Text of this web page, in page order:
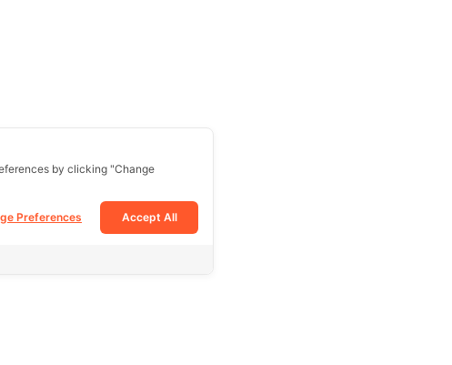
by clicking "Change
Accept All
Preferences